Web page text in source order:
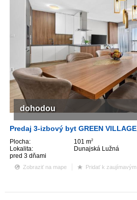
Plocha: 101 m2
Lokalita:
Dunajská Lužná
pred 3 dňami
dohodou
Zobraziť na mape Pridať k zaujímavým